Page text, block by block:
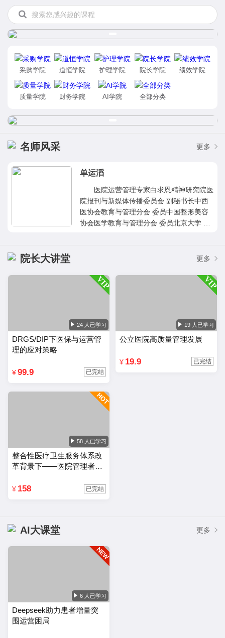
采购学院 道恒学院 护理学院 院长学院 绩效学院
质量学院 财务学院 AI学院 全部分类
名师风采 更多
单运滔
医院运营管理专家白求恩精神研究院医
院报刊与新媒体传播委员会 副秘书长中西
医协会教育与管理分会 委员中国整形美容
协会医学教育与管理分会 委员北京大学 上
规划师国际ACI注册培训师浙江省护理员资
验10年医院、科室精细化管理经验实战经
验：☆ 8年医疗机构品牌、服务实战经验，
训，曾服务于浙江省中医院、浙江中医药大
学附属第三医院、西南医科大学附属中医
院、中山大学附属肿瘤医院、四川省人民医
院、泉州市第一人民医院、重庆市涪陵区中
医院、，累计授课近1000场次，深受医疗
机构和医务工作者的追捧与喜爱。☆ 10年
位、科室运营、医院体系管理等医疗行业不
同层面的岗位历练，累积大量结合一线工作
涌入的情况下，不断深入研究医院新运营思
路提升综合实力的医院运营管理方法。
院长大讲堂 更多
24 人已学习
DRGS/DIP下医保与运营管
理的应对策略
¥ 99.9 已完结
19 人已学习
公立医院高质量管理发展
¥ 19.9 已完结
58 人已学习
整合性医疗卫生服务体系改
革背景下——医院管理者的
¥ 158 已完结
AI大课堂 更多
6 人已学习
Deepseek助力患者增量突
围运营困局